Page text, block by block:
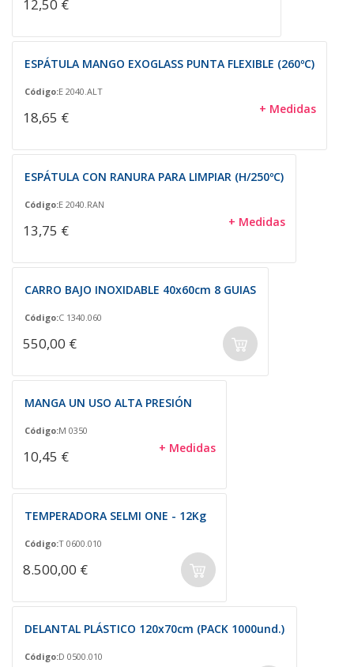
12,50 €
ESPÁTULA MANGO EXOGLASS PUNTA FLEXIBLE (260ºC)
Código:E 2040.ALT
18,65 € + Medidas
ESPÁTULA CON RANURA PARA LIMPIAR (H/250ºC)
Código:E 2040.RAN
13,75 € + Medidas
CARRO BAJO INOXIDABLE 40x60cm 8 GUIAS
Código:C 1340.060
550,00 €
MANGA UN USO ALTA PRESIÓN
Código:M 0350
10,45 € + Medidas
TEMPERADORA SELMI ONE - 12Kg
Código:T 0600.010
8.500,00 €
DELANTAL PLÁSTICO 120x70cm (PACK 1000und.)
Código:D 0500.010